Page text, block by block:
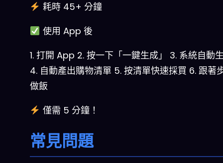
耗時 45+ 分鐘
使用 App 後
1. 打開 App 2. 按一下「一鍵生成」
3. 系統自動
4. 自動產出購物清單 5. 按清單快速採買 6. 跟著
做飯
僅需 5 分鐘！
常見問題